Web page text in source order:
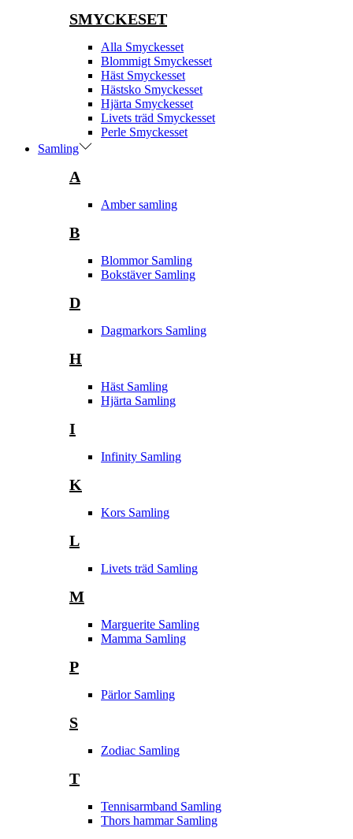
SMYCKESET
Alla Smyckesset
Blommigt Smyckesset
Häst Smyckesset
Hästsko Smyckesset
Hjärta Smyckesset
Livets träd Smyckesset
Perle Smyckesset
Samling
A
Amber samling
B
Blommor Samling
Bokstäver Samling
D
Dagmarkors Samling
H
Häst Samling
Hjärta Samling
I
Infinity Samling
K
Kors Samling
L
Livets träd Samling
M
Marguerite Samling
Mamma Samling
P
Pärlor Samling
S
Zodiac Samling
T
Tennisarmband Samling
Thors hammar Samling